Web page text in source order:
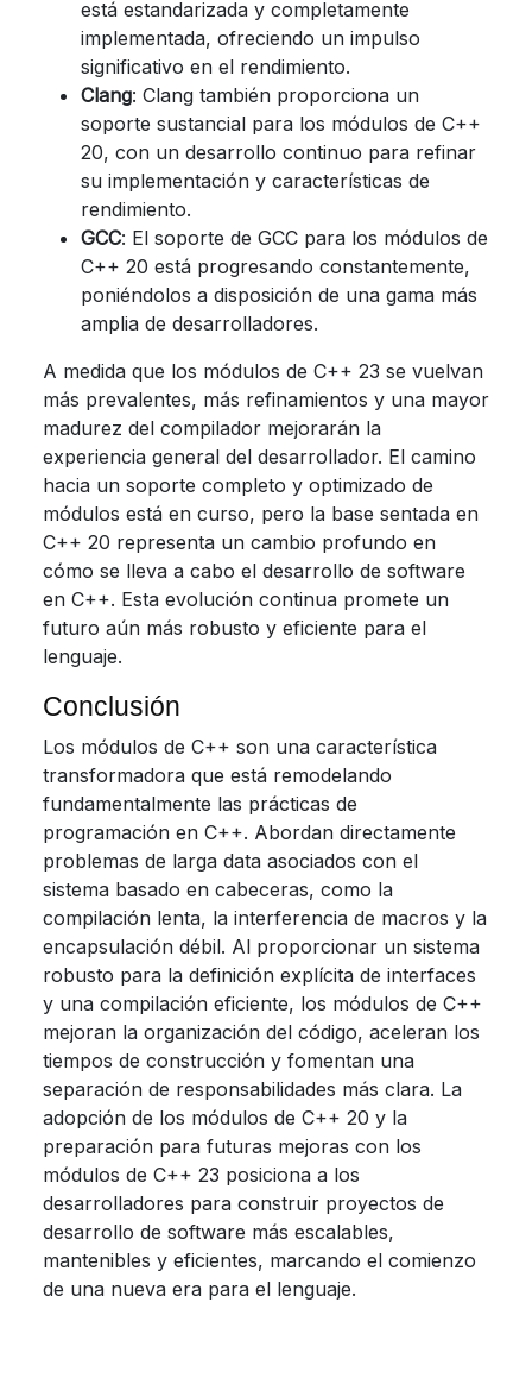
está estandarizada y completamente
implementada, ofreciendo un impulso
significativo en el rendimiento.
Clang: Clang también proporciona un
soporte sustancial para los módulos de C++
20, con un desarrollo continuo para refinar
su implementación y características de
rendimiento.
GCC: El soporte de GCC para los módulos de
C++ 20 está progresando constantemente,
poniéndolos a disposición de una gama más
amplia de desarrolladores.
A medida que los módulos de C++ 23 se vuelvan
más prevalentes, más refinamientos y una mayor
madurez del compilador mejorarán la
experiencia general del desarrollador. El camino
hacia un soporte completo y optimizado de
módulos está en curso, pero la base sentada en
C++ 20 representa un cambio profundo en
cómo se lleva a cabo el desarrollo de software
en C++. Esta evolución continua promete un
futuro aún más robusto y eficiente para el
lenguaje.
Conclusión
Los módulos de C++ son una característica
transformadora que está remodelando
fundamentalmente las prácticas de
programación en C++. Abordan directamente
problemas de larga data asociados con el
sistema basado en cabeceras, como la
compilación lenta, la interferencia de macros y la
encapsulación débil. Al proporcionar un sistema
robusto para la definición explícita de interfaces
y una compilación eficiente, los módulos de C++
mejoran la organización del código, aceleran los
tiempos de construcción y fomentan una
separación de responsabilidades más clara. La
adopción de los módulos de C++ 20 y la
preparación para futuras mejoras con los
módulos de C++ 23 posiciona a los
desarrolladores para construir proyectos de
desarrollo de software más escalables,
mantenibles y eficientes, marcando el comienzo
de una nueva era para el lenguaje.